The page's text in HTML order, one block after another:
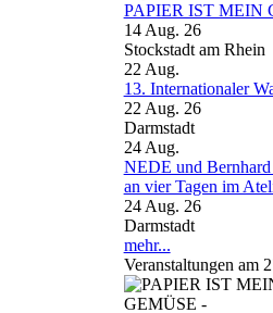
PAPIER IST MEIN
14 Aug. 26
Stockstadt am Rhein
22 Aug.
13. Internationaler
22 Aug. 26
Darmstadt
24 Aug.
NEDE und
an vier Tagen im
24 Aug. 26
Darmstadt
mehr...
Veranstaltungen am